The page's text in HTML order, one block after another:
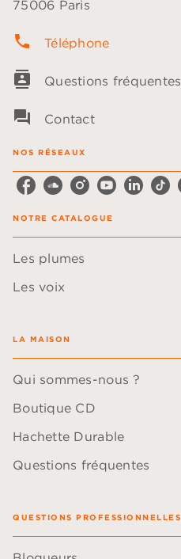
75006 Paris
phone Téléphone
contacts Questions fréquentes
question_answer Contact
NOS RÉSEAUX
NOTRE CATALOGUE
Les plumes
Les voix
LA MAISON
Qui sommes-nous ?
Boutique CD
Hachette Durable
Questions fréquentes
QUESTIONS PROFESSIONNELLES